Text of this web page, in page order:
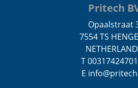
Pritech
Opaalstraat
7554 TS
T
E